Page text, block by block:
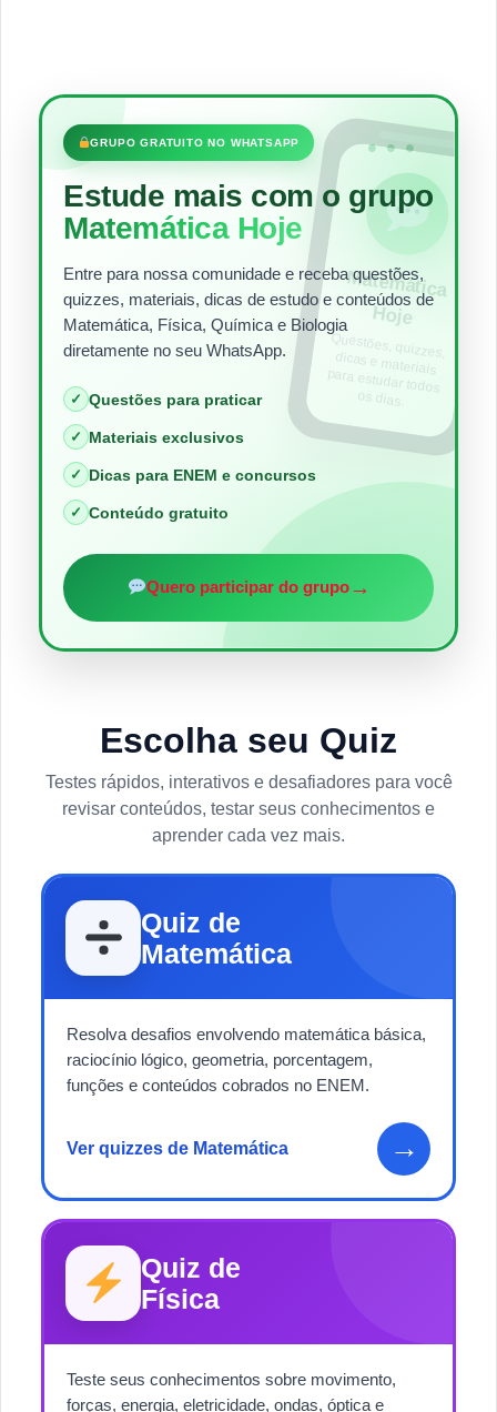
•••
GRUPO GRATUITO NO WHATSAPP
Estude mais com o grupo
Matemática Hoje
Entre para nossa comunidade e receba questões,
quizzes, materiais, dicas de estudo e conteúdos de
Matemática, Física, Química e Biologia
diretamente no seu WhatsApp.
✓ Questões para praticar
✓ Materiais exclusivos
✓ Dicas para ENEM e concursos
✓ Conteúdo gratuito
Quero participar do grupo→
Matem
ática
Hoje
Questões, quizzes,
dicas e materiais
para estudar todos
os dias.
Escolha seu Quiz
Testes rápidos, interativos e desafiadores para você
revisar conteúdos, testar seus conhecimentos e
aprender cada vez mais.
Quiz de
Matemática
Resolva desafios envolvendo matemática básica,
raciocínio lógico, geometria, porcentagem,
funções e conteúdos cobrados no ENEM.
Ver quizzes de Matemática →
Quiz de
Física
Teste seus conhecimentos sobre movimento,
forças, energia, eletricidade, ondas, óptica e